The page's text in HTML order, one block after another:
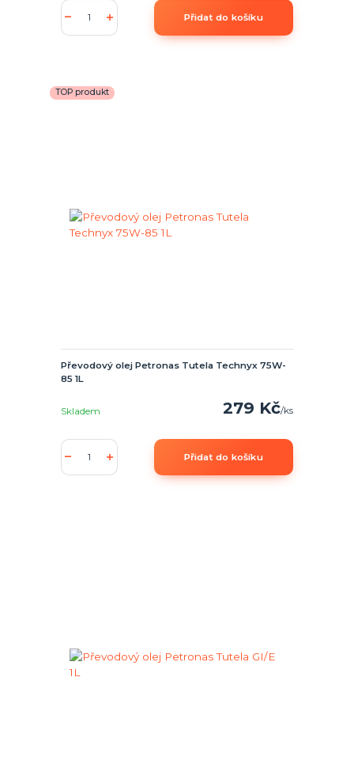
Přidat do košíku
TOP produkt
Převodový olej Petronas Tutela Technyx 75W-
85 1L
279 Kč/ks
Skladem
Přidat do košíku